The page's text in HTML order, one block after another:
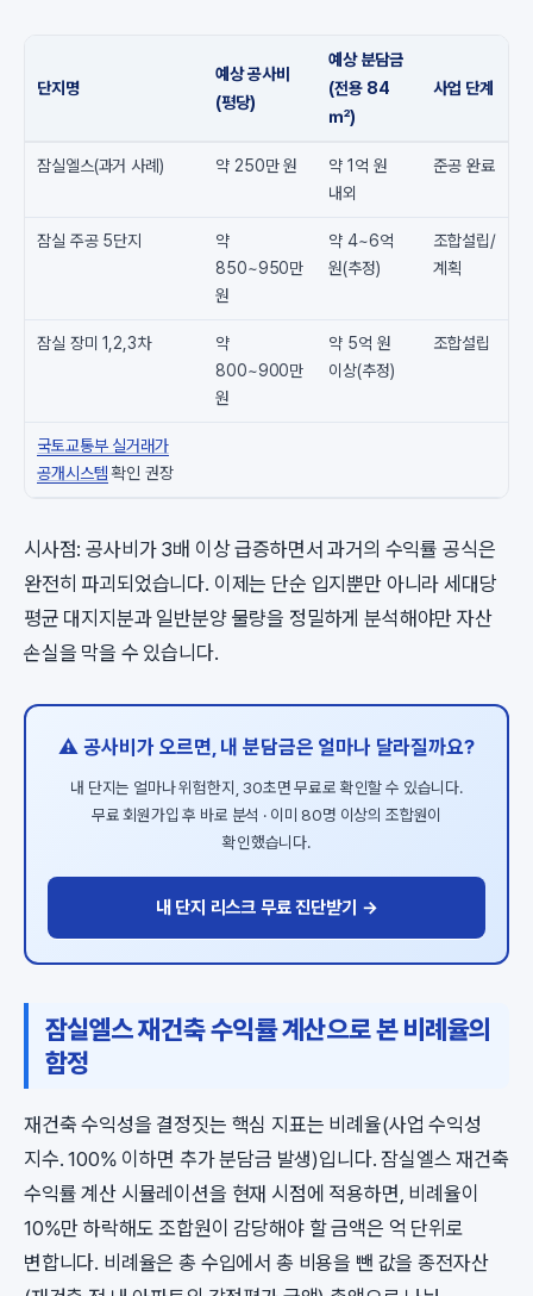
단지명
예상 공사비
(평당)
예상 분담금
(전용 84
㎡)
사업 단계
잠실엘스(과거 사례) 약 250만 원
약 1억 원
내외
준공 완료
잠실 주공 5단지
약
850~950만
원
약 4~6억
원(추정)
조합설립/
계획
잠실 장미 1,2,3차
약
800~900만
원
약 5억 원
이상(추정)
조합설립
국토교통부 실거래가
공개시스템확인 권장
시사점: 공사비가 3배 이상 급증하면서 과거의 수익률 공식은
완전히 파괴되었습니다. 이제는 단순 입지뿐만 아니라 세대당
평균 대지지분과 일반분양 물량을 정밀하게 분석해야만 자산
손실을 막을 수 있습니다.
⚠️ 공사비가 오르면, 내 분담금은 얼마나 달라질까요?
내 단지는 얼마나 위험한지, 30초면 무료로 확인할 수 있습니다.
무료 회원가입 후 바로 분석 · 이미 80명 이상의 조합원이
확인했습니다.
내 단지 리스크 무료 진단받기 →
잠실엘스 재건축 수익률 계산으로 본 비례율의
함정
재건축 수익성을 결정짓는 핵심 지표는 비례율(사업 수익성
지수. 100% 이하면 추가 분담금 발생)입니다. 잠실엘스 재건축
수익률 계산 시뮬레이션을 현재 시점에 적용하면, 비례율이
10%만 하락해도 조합원이 감당해야 할 금액은 억 단위로
변합니다. 비례율은 총 수입에서 총 비용을 뺀 값을 종전자산